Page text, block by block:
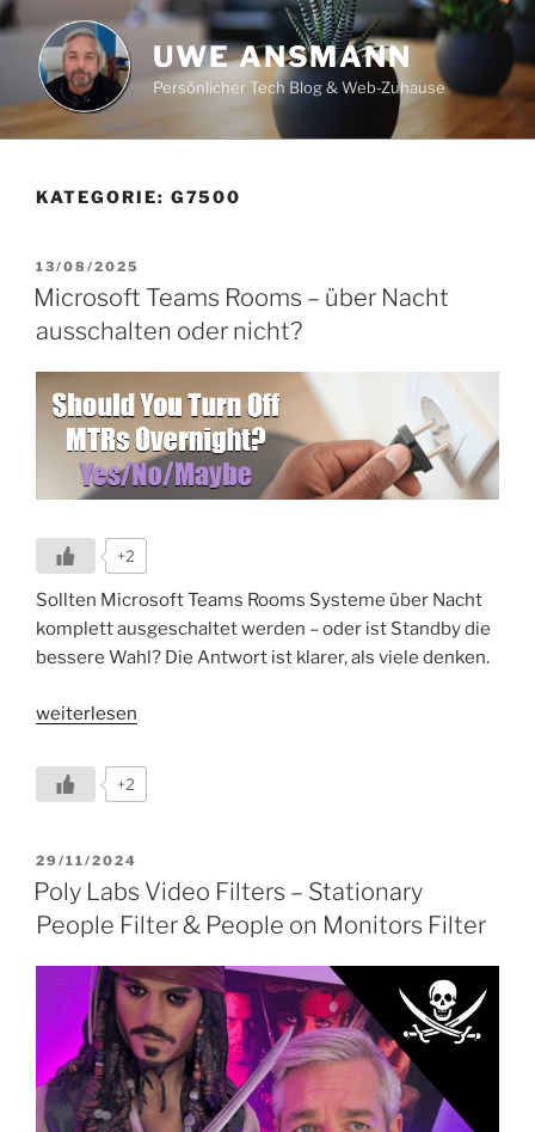
Zum
Inhalt
springen
UWE ANSMANN
Persönlicher Tech Blog & Web-Zuhause
KATEGORIE: G7500
VERÖFFENTLICHT
AM
13/08/2025
Microsoft Teams Rooms – über Nacht
ausschalten oder nicht?
+2
Sollten Microsoft Teams Rooms Systeme über Nacht
komplett ausgeschaltet werden – oder ist Standby die
bessere Wahl? Die Antwort ist klarer, als viele denken.
„Microsoft
Rooms
–
Nacht
ausschalten
oder
nicht?“
weiterlesen
+2
VERÖFFENTLICHT
AM
29/11/2024
Poly Labs Video Filters – Stationary
People Filter & People on Monitors Filter